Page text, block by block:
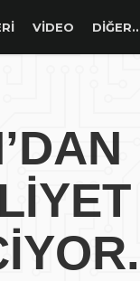
VİDEO DİĞER..